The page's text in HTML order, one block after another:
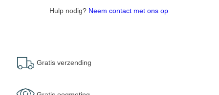
Hulp nodig? Neem contact met ons op
Gratis verzending